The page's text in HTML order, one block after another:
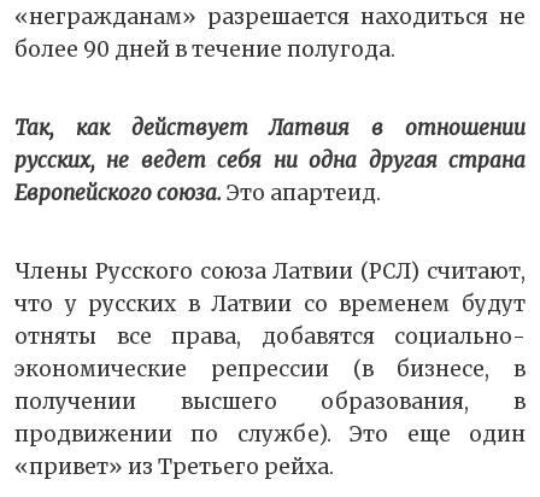
«негражданам» разрешается находиться не
более 90 дней в течение полугода.
Так, как действует Латвия в отношении
русских, не ведет себя ни одна другая страна
Европейского союза. Это апартеид.
Члены Русского союза Латвии (РСЛ) считают,
что у русских в Латвии со временем будут
отняты все права, добавятся социально-
экономические репрессии (в бизнесе, в
получении высшего образования, в
продвижении по службе). Это еще один
«привет» из Третьего рейха.